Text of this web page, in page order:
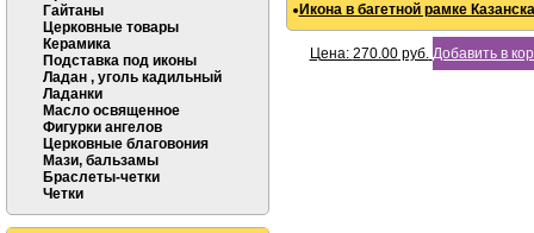
Гайтаны
Церковные товары
Керамика
Подставка под иконы
Ладан , уголь кадильный
Ладанки
Масло освященное
Фигурки ангелов
Церковные благовония
Мази, бальзамы
Браслеты-четки
Четки
Икона в багетной рамке
Цена: 270.00руб. Добавить в